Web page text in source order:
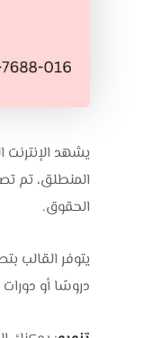
يشهد الإنترنت
المنطلق، تم
الحقوق.
يتوفر القالب
دروسًا أو